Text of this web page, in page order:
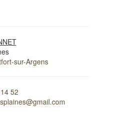
sur-Argens
52